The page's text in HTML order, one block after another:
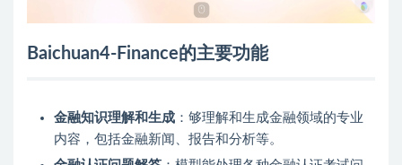
Baichuan4-Finance的主要功能
金融知识理解和生成 ：够理解和生成金融领域的专业
内容，包括金融新闻、报告和分析等。